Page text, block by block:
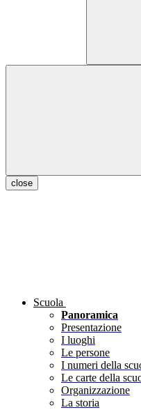
close
Scuola
Panoramica
Presentazione
I luoghi
Le persone
I numeri della
Le carte della
Organizzazione
La storia